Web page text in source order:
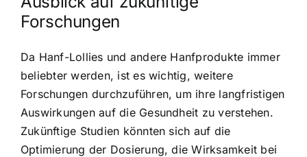
Forschungen
Da Hanf-Lollies und andere Hanfprodukte immer
beliebter werden, ist es wichtig, weitere
Forschungen durchzuführen, um ihre langfristigen
Auswirkungen auf die Gesundheit zu verstehen.
Zukünftige Studien könnten sich auf die
Optimierung der Dosierung, die Wirksamkeit bei